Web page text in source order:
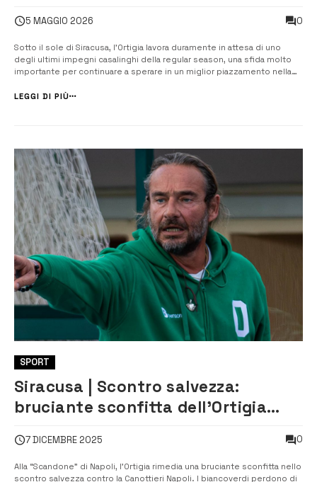
5 MAGGIO 2026 0
Sotto il sole di Siracusa, l’Ortigia lavora duramente in attesa di uno
degli ultimi impegni casalinghi della regular season, una sfida molto
importante per continuare a sperare in un miglior piazzamento nella
“Paolo Caldarella” di Siracusa, i biancoverdi ospiteranno la Canot...
LEGGI DI PIÙ
SPORT
Siracusa | Scontro salvezza:
bruciante sconfitta dell’Ortigia
7 DICEMBRE 2025 0
Alla “Scandone” di Napoli, l’Ortigia rimedia una bruciante sconfitta nello
scontro salvezza contro la Canottieri Napoli. I biancoverdi perdono di